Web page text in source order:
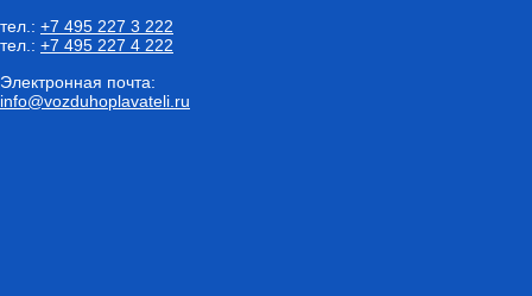
тел.: +7 495 227 3 222
тел.: +7 495 227 4 222
Электронная почта:
info@vozduhoplavateli.ru